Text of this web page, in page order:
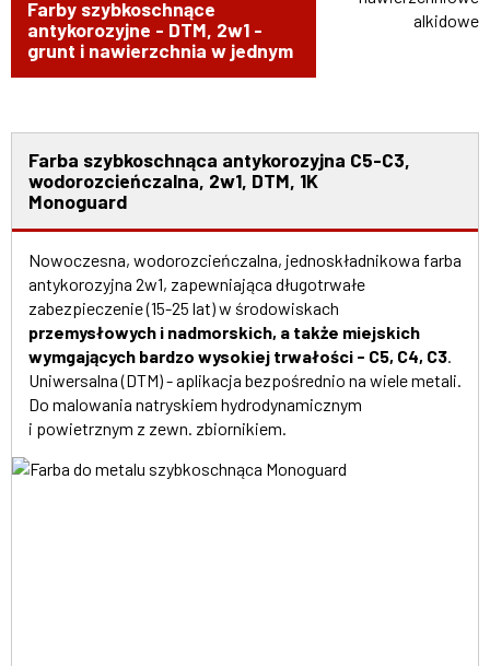
Farby szybkoschnące
antykorozyjne - DTM, 2w1 -
grunt i nawierzchnia w jednym
Farba szybkoschnąca antykorozyjna C5-C3,
wodorozcieńczalna, 2w1, DTM, 1K
Monoguard
Nowoczesna, wodorozcieńczalna, jednoskładnikowa farba
antykorozyjna 2w1, zapewniająca długotrwałe
zabezpieczenie (15-25 lat) w środowiskach
przemysłowych i nadmorskich, a także miejskich
wymgających bardzo wysokiej trwałości - C5, C4, C3
Uniwersalna (DTM) - aplikacja bezpośrednio na wiele metali.
Do malowania natryskiem hydrodynamicznym
i powietrznym z zewn. zbiornikiem.